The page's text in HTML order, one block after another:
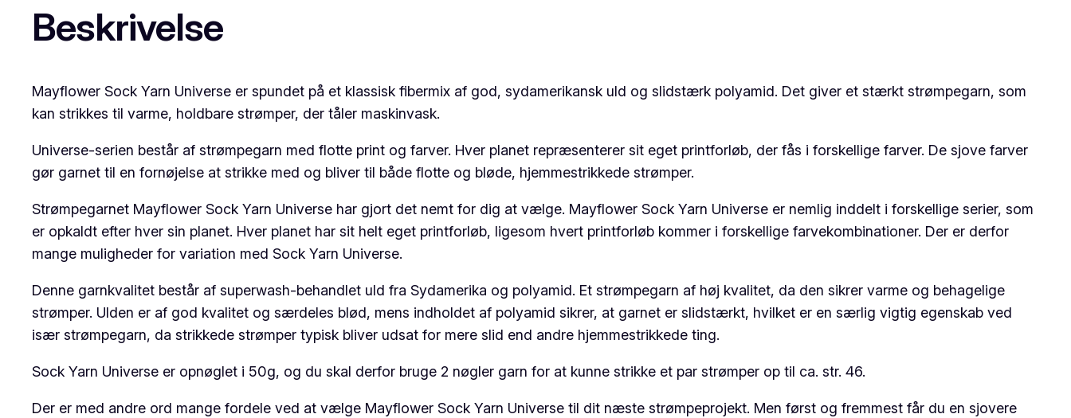
r
o
c
Y
a
n
U
n
v
Beskrivelse
Mayflower Sock Yarn Universe er spundet på et klassisk fibermix af god, sydamerikansk uld og slidstærk polyamid. Det giver et stærkt strømpegarn, som
kan strikkes til varme, holdbare strømper, der tåler maskinvask.
Universe-serien består af strømpegarn med flotte print og farver. Hver planet repræsenterer sit eget printforløb, der fås i forskellige farver. De sjove farver
gør garnet til en fornøjelse at strikke med og bliver til både flotte og bløde, hjemmestrikkede strømper.
Strømpegarnet Mayflower Sock Yarn Universe har gjort det nemt for dig at vælge. Mayflower Sock Yarn Universe er nemlig inddelt i forskellige serier, som
er opkaldt efter hver sin planet. Hver planet har sit helt eget printforløb, ligesom hvert printforløb kommer i forskellige farvekombinationer. Der er derfor
mange muligheder for variation med Sock Yarn Universe.
Denne garnkvalitet består af superwash-behandlet uld fra Sydamerika og polyamid. Et strømpegarn af høj kvalitet, da den sikrer varme og behagelige
strømper. Ulden er af god kvalitet og særdeles blød, mens indholdet af polyamid sikrer, at garnet er slidstærkt, hvilket er en særlig vigtig egenskab ved
især strømpegarn, da strikkede strømper typisk bliver udsat for mere slid end andre hjemmestrikkede ting.
Sock Yarn Universe er opnøglet i 50g, og du skal derfor bruge 2 nøgler garn for at kunne strikke et par strømper op til ca. str. 46.
Der er med andre ord mange fordele ved at vælge Mayflower Sock Yarn Universe til dit næste strømpeprojekt. Men først og fremmest får du en sjovere